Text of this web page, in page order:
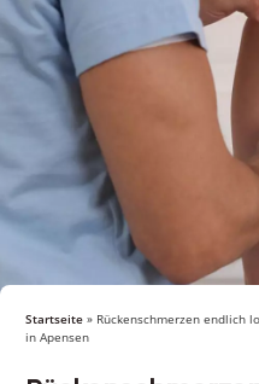
Startseite » Rückenschmerzen endlich
in Apensen